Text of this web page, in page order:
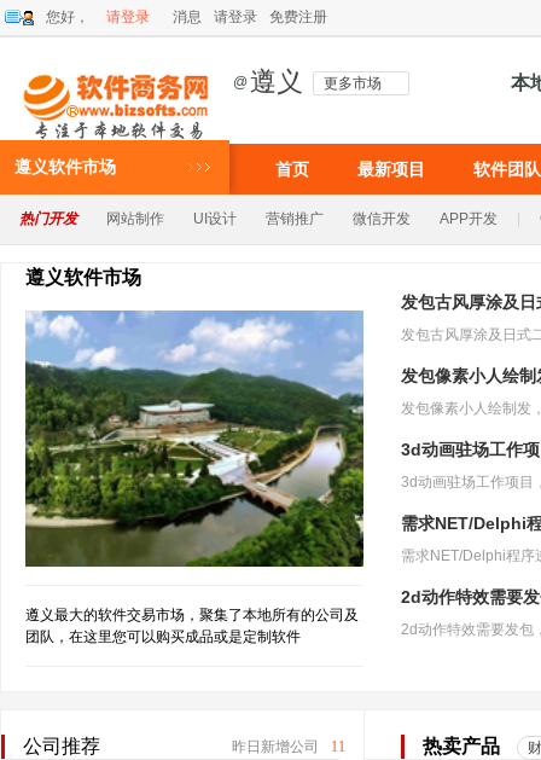
您好， 请登录 消息 请登录 免费注册
@ 遵义 更多市场 本
遵义软件市场 首页 最新项目 软件团队
热门开发 网站制作 UI设计 营销推广 微信开发 APP开发
遵义软件市场
遵义最大的软件交易市场，聚集了本地所有的公司及
团队，在这里您可以购买成品或是定制软件
发包古风厚涂及日
发包像素小人绘制
3d动画驻场工作
需求NET/Delphi
2d动作特效需要
公司推荐 昨日新增公司 11 热卖产品